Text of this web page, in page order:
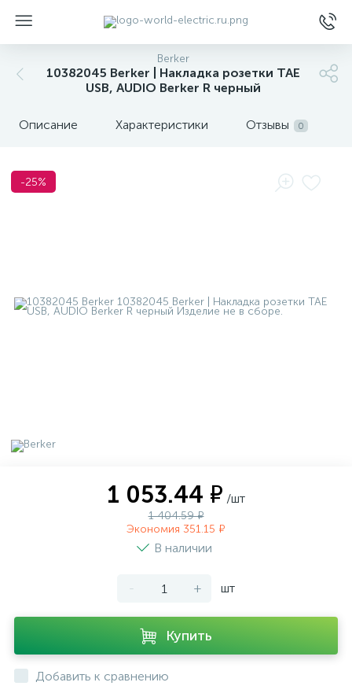
Berker
10382045 Berker | Накладка розетки TAE
USB, AUDIO Berker R черный
Описание Характеристики Отзывы 0
-25%
1 053.44 ₽ /шт
1 404.59 ₽
Экономия 351.15 ₽
В наличии
- + шт
Купить
Добавить к сравнению